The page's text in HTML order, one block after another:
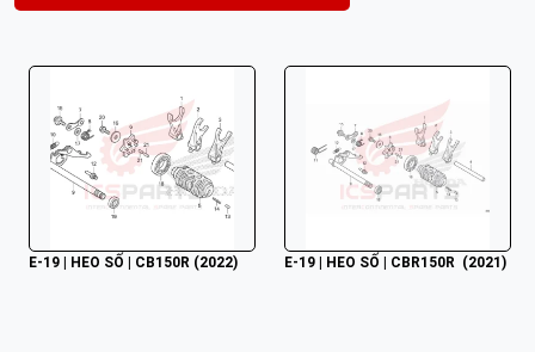
E-19 | HEO SỐ | CB150R (2022) E-19 | HEO SỐ | CBR150R  (2021)